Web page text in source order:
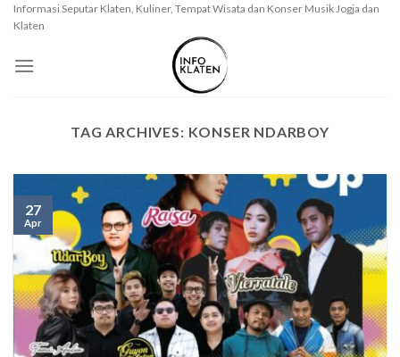
SkipInformasi Seputar Klaten, Kuliner, Tempat Wisata dan Konser Musik Jogja dan
Klaten
TAG ARCHIVES: KONSER NDARBOY
27
Apr